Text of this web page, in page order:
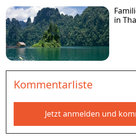
in
Kommentarliste
Jetzt anmelden und